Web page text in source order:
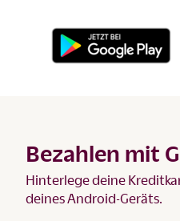
Bezahlen mit
Hinterlege deine
deines Android-Geräts.